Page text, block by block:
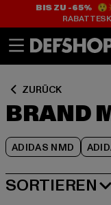
BIS ZU -65%
ZURÜCK
BRAND
ADIDAS NMD
SORTIEREN
BELIEBTESTE